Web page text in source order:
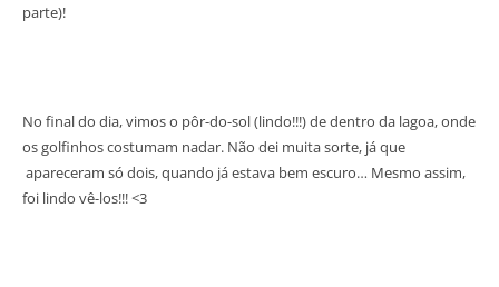
parte)!
No final do dia, vimos o pôr-do-sol (lindo!!!) de dentro da lagoa, onde
os golfinhos costumam nadar. Não dei muita sorte, já que
apareceram só dois, quando já estava bem escuro… Mesmo assim,
foi lindo vê-los!!! <3